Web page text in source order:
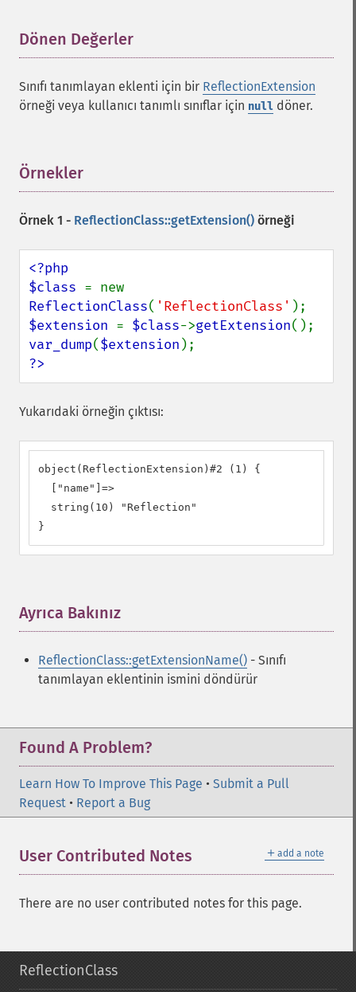
Dönen Değerler
Sınıfı tanımlayan eklenti için bir ReflectionExtension
örneği veya kullanıcı tanımlı sınıflar için null döner.
Örnekler
Örnek 1 - ReflectionClass::getExtension() örneği
<?php
$class
ReflectionClass( 'ReflectionClass'
$extension = $class->getExtension
var_dump($extension
?>
Yukarıdaki örneğin çıktısı:
object(ReflectionExtension)#2 (1) {
  ["name"]=>
  string(10) "Reflection"
}
Ayrıca Bakınız
ReflectionClass::getExtensionName() - Sınıfı
tanımlayan eklentinin ismini döndürür
Found A Problem?
Learn How To Improve This Page • Submit a Pull
Request • Report a Bug
＋ add a note
User Contributed Notes
There are no user contributed notes for this page.
ReflectionClass